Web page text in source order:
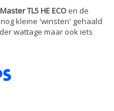
TL5 HE ECO en de
kleine 'winsten' gehaald
wattage maar ook iets